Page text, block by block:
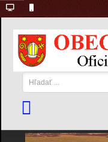
Hľadať
...